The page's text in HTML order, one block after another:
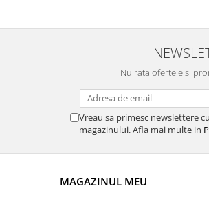
Nu rata ofertele si
Vreau sa primesc newslettere
magazinului. Afla mai multe in
MAGAZINUL MEU